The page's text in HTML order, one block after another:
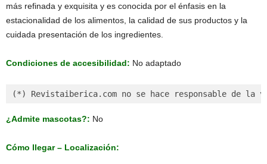
más refinada y exquisita y es conocida por el énfasis en la
estacionalidad de los alimentos, la calidad de sus productos y la
cuidada presentación de los ingredientes.
Condiciones de accesibilidad: No adaptado
(*) Revistaiberica.com no se hace responsable de
¿Admite mascotas?: No
Cómo llegar – Localización: